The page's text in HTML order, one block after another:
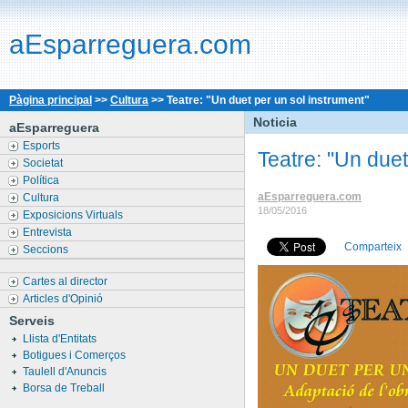
aEsparreguera.com
Pàgina principal >> Cultura >> Teatre: "Un duet per un sol instrument"
aEsparreguera
Esports
Societat
Política
Cultura
Exposicions Virtuals
Entrevista
Seccions
Cartes al director
Articles d'Opinió
Serveis
Llista d'Entitats
Botigues i Comerços
Taulell d'Anuncis
Borsa de Treball
Noticia
Teatre: "Un
aEsparreguera.com
18/05/2016
Comparteix